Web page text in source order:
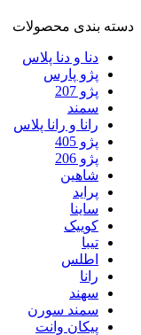
دسته‌ بندی محصولات
دنا و دنا پلاس
پژو پارس
پژو 207
سمند
رانا و رانا پلاس
پژو 405
پژو 206
شاهین
پراید
ساینا
کوییک
تیبا
اطلس
رانا
سهند
سمند سورن
پیکان وانت